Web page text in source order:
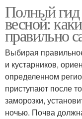
Полный гид
весной:
правильно
Выбирая
и кустарников,
определенном
приступают после
заморозки,
ночью. Почва